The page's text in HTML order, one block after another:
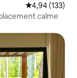
Note
4,94 (133)
calme